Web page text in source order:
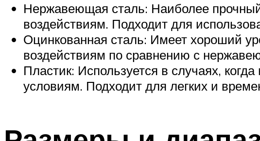
Нержавеющая сталь: Наиболее
воздействиям. Подходит для
Оцинкованная сталь: Имеет хороший
воздействиям по сравнению с
Пластик: Используется в случаях,
условиям. Подходит для легких и